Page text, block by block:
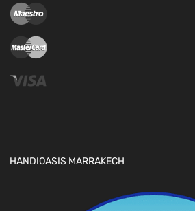
HANDIOASIS MARRAKECH